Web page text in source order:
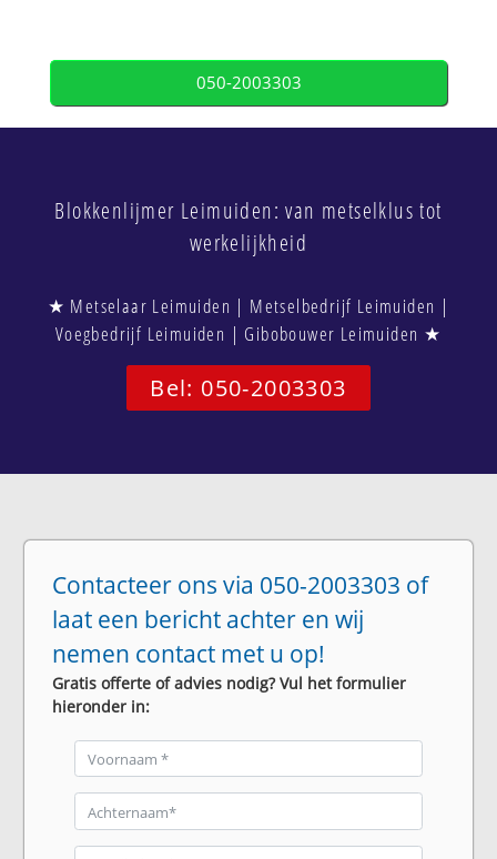
050-2003303
Blokkenlijmer Leimuiden: van metselklus tot
werkelijkheid
★ Metselaar Leimuiden | Metselbedrijf Leimuiden |
Voegbedrijf Leimuiden | Gibobouwer Leimuiden ★
Bel: 050-2003303
Contacteer ons via 050-2003303 of
laat een bericht achter en wij
nemen contact met u op!
Gratis offerte of advies nodig? Vul het formulier
hieronder in: